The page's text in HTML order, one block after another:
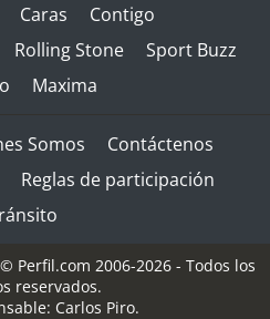
Caras
Contigo
Rolling Stone
Sport Buzz
Maxima
Somos
Contáctenos
Reglas de participación
Perfil.com 2006-2026 - Todos los
reservados.
Carlos Piro.